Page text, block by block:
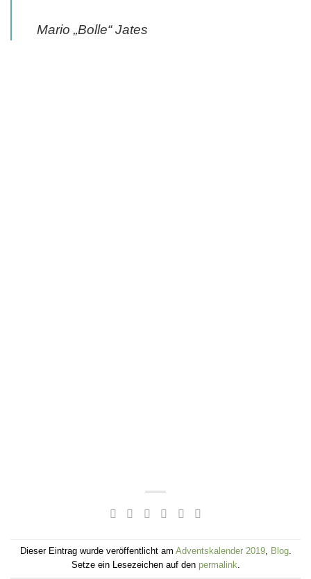
Mario „Bolle“ Jates
Dieser Eintrag wurde veröffentlicht am Adventskalender 2019, Blog.
Setze ein Lesezeichen auf den permalink.